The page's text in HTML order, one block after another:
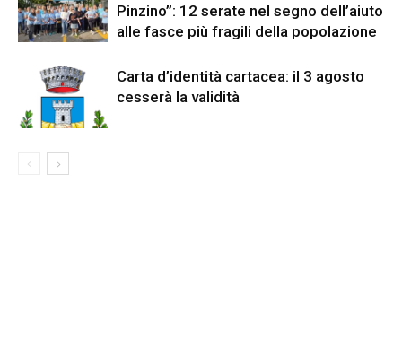
Pinzino”: 12 serate nel segno dell’aiuto
alle fasce più fragili della popolazione
Carta d’identità cartacea: il 3 agosto
cesserà la validità